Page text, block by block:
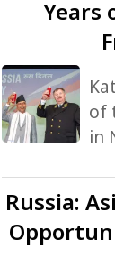
Years
of
in
Russia: